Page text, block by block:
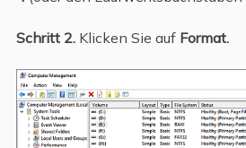
Schritt 2.Klicken Sie auf Format.